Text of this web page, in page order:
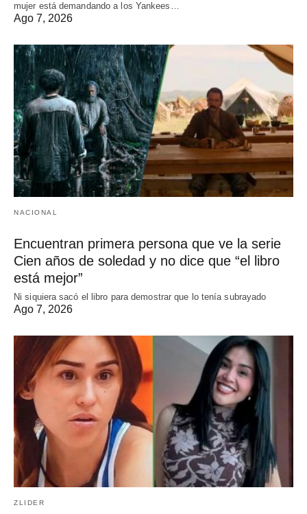
mujer está demandando a los Yankees…
Ago 7, 2026
NACIONAL
Encuentran primera persona que ve la serie
Cien años de soledad y no dice que “el libro
está mejor”
Ni siquiera sacó el libro para demostrar que lo tenía subrayado
Ago 7, 2026
ZLIDER